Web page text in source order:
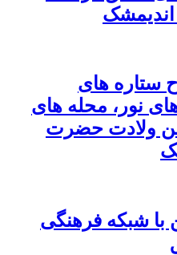
ستاره های
نور، محله های
ولادت حضرت
با شبکه فرهنگی